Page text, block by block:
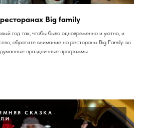
Big family
год так, чтобы было одновременно и уютно, и
обратите внимание на рестораны Big Family: во
праздничные программы
СКАЗКА